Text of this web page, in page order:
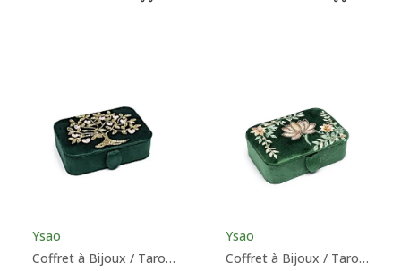
Ysao
Coffret à Bijoux / Tarot Velours Vert Avec Arbre de Vie - Ysao
Ysao
Coffret à Bijoux / Tarot Velours Vert Avec Lotus - Ysao